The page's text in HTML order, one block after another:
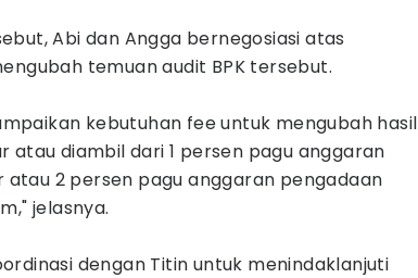
Abi dan Angga bernegosiasi atas
temuan audit BPK tersebut.
kebutuhan fee untuk mengubah hasil
atau diambil dari 1 persen pagu anggaran
2 persen pagu anggaran pengadaan
jelasnya.
dengan Titin untuk menindaklanjuti